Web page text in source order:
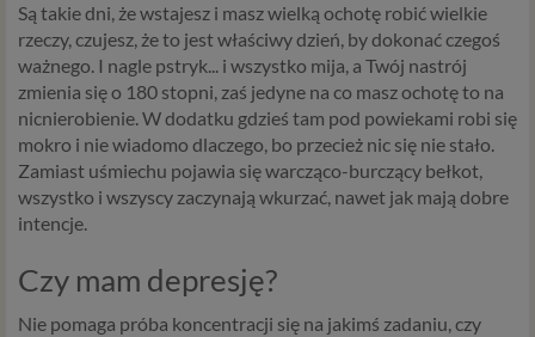
Są takie dni, że wstajesz i masz wielką ochotę robić wielkie
rzeczy, czujesz, że to jest właściwy dzień, by dokonać czegoś
ważnego. I nagle pstryk... i wszystko mija, a Twój nastrój
zmienia się o 180 stopni, zaś jedyne na co masz ochotę to na
nicnierobienie. W dodatku gdzieś tam pod powiekami robi się
mokro i nie wiadomo dlaczego, bo przecież nic się nie stało.
Zamiast uśmiechu pojawia się warcząco-burczący bełkot,
wszystko i wszyscy zaczynają wkurzać, nawet jak mają dobre
intencje.
Czy mam depresję?
Nie pomaga próba koncentracji się na jakimś zadaniu, czy